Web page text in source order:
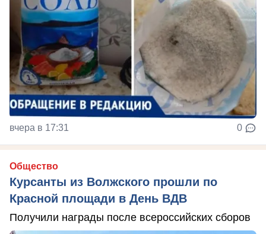
вчера в 17:31 0
Общество
Курсанты из Волжского прошли по
Красной площади в День ВДВ
Получили награды после всероссийских сборов